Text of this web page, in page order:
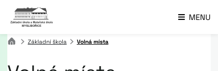
MENU
Základní škola Volná místa